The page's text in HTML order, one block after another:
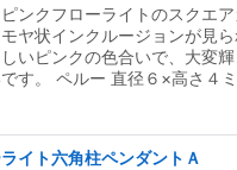
ンクフローライトのスクエア
ヤ状インクルージョンが見ら
いピンクの色合いで、大変輝
です。 ペルー 直径６×高さ４
イト六角柱ペンダントＡ